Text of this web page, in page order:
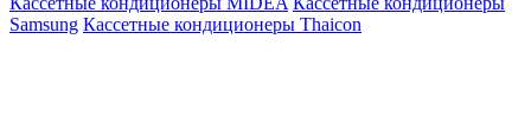
Samsung Кассетные кондиционеры Thaicon